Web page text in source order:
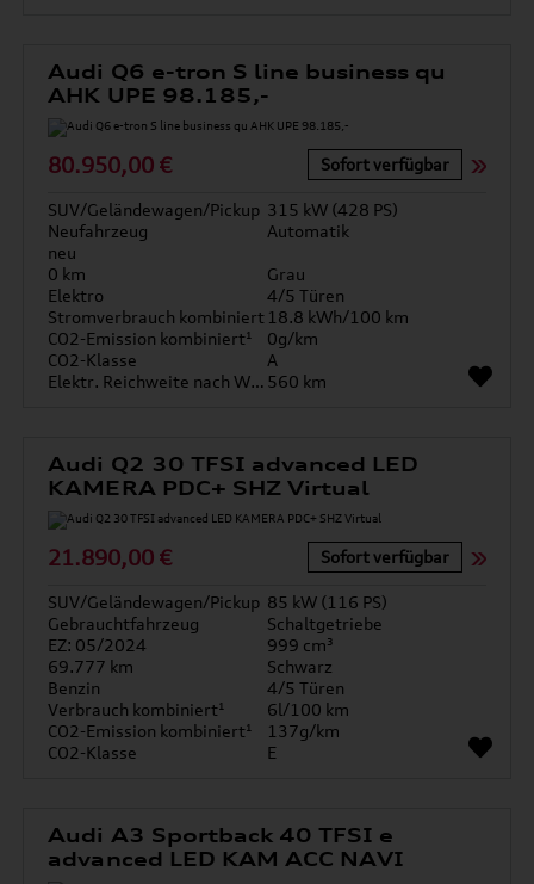
Audi Q6 e-tron S line business qu
AHK UPE 98.185,-
80.950,00 € Sofort verfügbar
SUV/Geländewagen/Pickup 315 kW (428 PS)
Neufahrzeug
Automatik
neu
0 km
Grau
Elektro
4/5 Türen
Stromverbrauch kombiniert 18.8 kWh/100 km
CO2-Emission kombiniert¹
0g/km
CO2-Klasse
A
Elektr. Reichweite nach WLTP* 560 km
Audi Q2 30 TFSI advanced LED
KAMERA PDC+ SHZ Virtual
21.890,00 € Sofort verfügbar
SUV/Geländewagen/Pickup 85 kW (116 PS)
Gebrauchtfahrzeug
Schaltgetriebe
EZ: 05/2024
999 cm³
69.777 km
Schwarz
Benzin
4/5 Türen
Verbrauch kombiniert¹
6l/100 km
CO2-Emission kombiniert¹
137g/km
CO2-Klasse
E
Audi A3 Sportback 40 TFSI e
advanced LED KAM ACC NAVI